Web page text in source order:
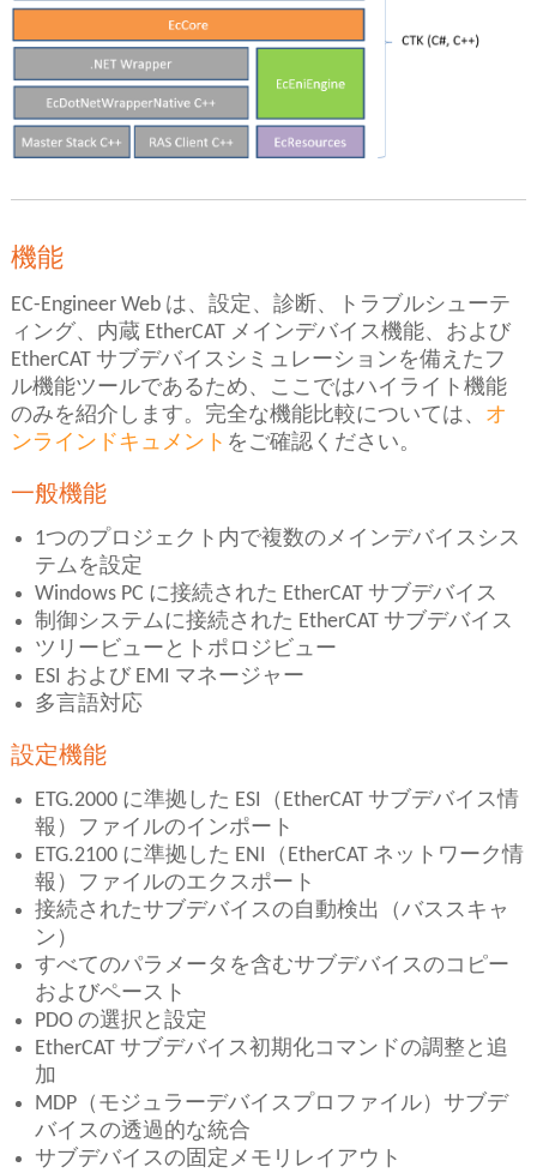
機能
EC-Engineer Web は、設定、診断、トラブルシューテ
ィング、内蔵 EtherCAT メインデバイス機能、および
EtherCAT サブデバイスシミュレーションを備えたフ
ル機能ツールであるため、ここではハイライト機能
のみを紹介します。完全な機能比較については、 オ
ンラインドキュメント をご確認ください。
一般機能
1つのプロジェクト内で複数のメインデバイスシス
テムを設定
Windows PC に接続された EtherCAT サブデバイス
制御システムに接続された EtherCAT サブデバイス
ツリービューとトポロジビュー
ESI および EMI マネージャー
多言語対応
設定機能
ETG.2000 に準拠した ESI（EtherCAT サブデバイス情
報）ファイルのインポート
ETG.2100 に準拠した ENI（EtherCAT ネットワーク情
報）ファイルのエクスポート
接続されたサブデバイスの自動検出（バススキャ
ン）
すべてのパラメータを含むサブデバイスのコピー
およびペースト
PDO の選択と設定
EtherCAT サブデバイス初期化コマンドの調整と追
加
MDP（モジュラーデバイスプロファイル）サブデ
バイスの透過的な統合
サブデバイスの固定メモリレイアウト